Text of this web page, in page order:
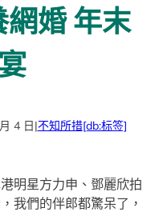
婚 年末
4 日|不知所措[db:标签]
明星方力申、鄧麗欣拍
我們的伴郎都驚呆了，